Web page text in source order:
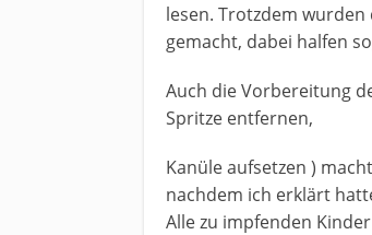
lesen. Trotzdem
gemacht, dabei halfen
Auch die Vorbereitung
Spritze entfernen,
Kanüle aufsetzen )
nachdem ich erklärt
Alle zu impfenden